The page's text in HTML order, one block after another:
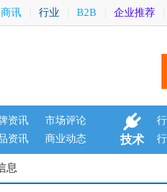
商讯 行业 B2B 企业推荐
资讯
市场评论
资讯
商业动态 技术
息